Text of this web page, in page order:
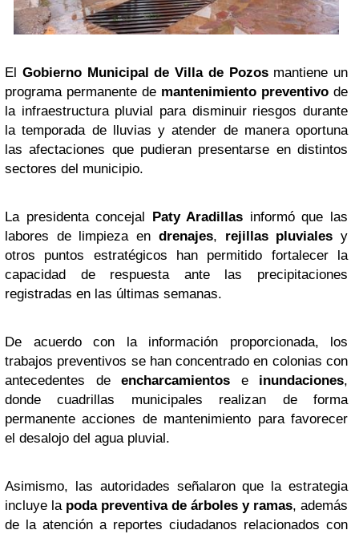
El Gobierno Municipal de Villa de Pozosmantiene un
programa permanente de mantenimiento preventivo de
la infraestructura pluvial para disminuir riesgos durante
la temporada de lluvias y atender de manera oportuna
las afectaciones que pudieran presentarse en distintos
sectores del municipio.
La presidenta concejal Paty Aradillas informó que las
labores de limpieza en drenajes, rejillas pluviales y
otros puntos estratégicos han permitido fortalecer la
capacidad de respuesta ante las precipitaciones
registradas en las últimas semanas.
De acuerdo con la información proporcionada, los
trabajos preventivos se han concentrado en colonias con
antecedentes de encharcamientos e inundaciones,
donde cuadrillas municipales realizan de forma
permanente acciones de mantenimiento para favorecer
el desalojo del agua pluvial.
Asimismo, las autoridades señalaron que la estrategia
incluye la poda preventiva de árboles y ramas, además
de la atención a reportes ciudadanos relacionados con